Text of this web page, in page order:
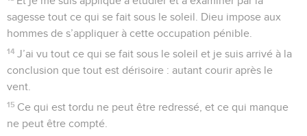
sagesse tout ce qui se fait sous le soleil. Dieu impose aux
hommes de s’appliquer à cette occupation pénible.
14 J’ai vu tout ce qui se fait sous le soleil et je suis arrivé à la
conclusion que tout est dérisoire : autant courir après le
vent.
15 Ce qui est tordu ne peut être redressé, et ce qui manque
ne peut être compté.